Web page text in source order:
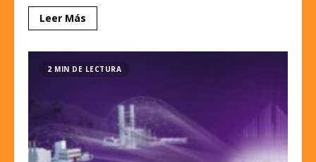
Leer Más
2 MIN DE LECTURA